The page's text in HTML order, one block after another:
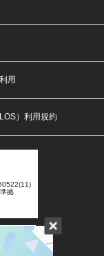
用
）利用規約
拠